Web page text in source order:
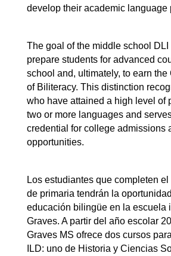
develop their academic language
The goal of the middle school
prepare students for advanced
school and, ultimately, to earn the
of Biliteracy. This distinction
who have attained a high level of
two or more languages and
credential for college admissions
opportunities.
Los estudiantes que completen el
de primaria tendrán la
educación bilingüe en la escuela
Graves. A partir del año escolar
Graves MS ofrece dos cursos
ILD: uno de Historia y Ciencias